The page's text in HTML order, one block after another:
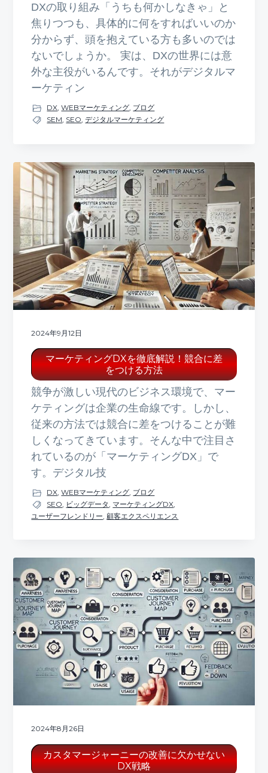
DXの取り組み「うちも何かしなきゃ」と
焦りつつも、具体的に何をすればいいのか
分からず、頭を抱えている方も多いのでは
ないでしょうか。 実は、DXの世界には意
外な主役がいるんです。それがデジタルマ
ーケティン
DX ,WEBマーケティング ブログ
SEM SEO ,デジタルマーケティング
2024年9月12日
マーケティングDXを徹底解説！競合に差
をつける方法
競争が激しい現代のビジネス環境で、マー
ケティングは企業の生命線です。しかし、
従来の方法では競合に差をつけることが難
しくなってきています。そんな中で注目さ
れているのが「マーケティングDX」で
す。デジタル技
DX,WEBマーケティング, ブログ
SEO, ビッグデータ, マーケティングDX,
ユーザーフレンドリー,顧客エクスペリエンス
2024年8月26日
カスタマージャーニーの改善に欠かせない
DX戦略